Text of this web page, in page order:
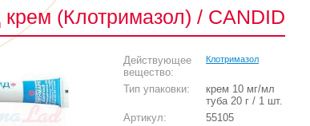
(Клотримазол) / CANDID
Действующее
вещество:
Клотримазол
Тип упаковки:
крем 10 мг/мл
туба 20 г / 1 шт.
Артикул:
55105